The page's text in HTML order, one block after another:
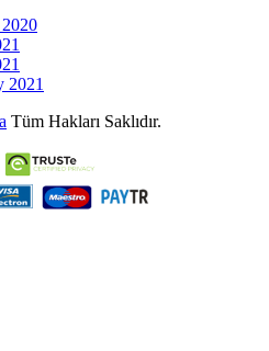
2021
Tüm Hakları Saklıdır.